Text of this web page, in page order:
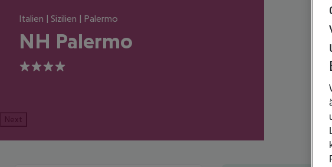
Italien | Sizilien | Palermo
NH Palermo
4
Next